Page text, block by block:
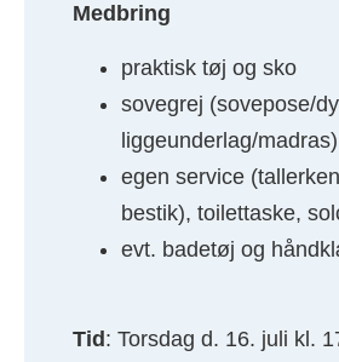
Medbring
praktisk tøj og sko
sovegrej (sovepose/
liggeunderlag/madras)
egen service
bestik), toilettaske,
evt. badetøj og
Tid : Torsdag d. 16. juli kl.